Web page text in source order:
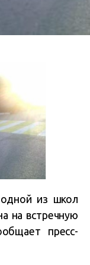
из школ
на встречную
пресс-